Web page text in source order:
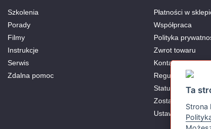
Szkolenia
Porady
Filmy
Instrukcje
Serwis
Zdalna pomoc
Płatności w
Współpraca
Polityka
Zwrot towaru
Kontakt
Regulamin
Status
Zostań Partnerem
Ustawienia
Ta
Strona